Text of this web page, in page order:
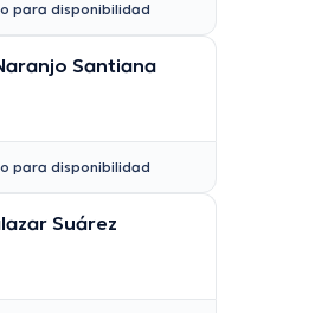
para disponibilidad
Santiana
para disponibilidad
Suárez